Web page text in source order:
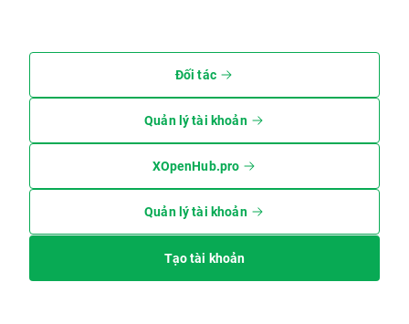
Đối tác
Quản lý tài khoản
XOpenHub.pro
Quản lý tài khoản
Tạo tài khoản